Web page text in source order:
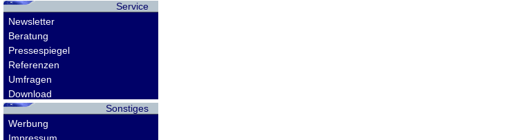
Service
Newsletter
Beratung
Pressespiegel
Referenzen
Umfragen
Download
Sonstiges
Werbung